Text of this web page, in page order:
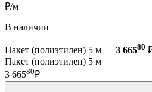
₽/м
В наличии
Пакет (полиэтилен) 5 м — 3 66580
Пакет (полиэтилен) 5 м
3 66580₽